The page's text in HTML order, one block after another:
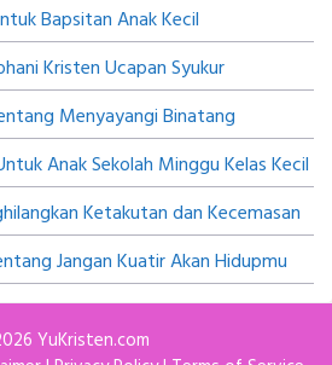
Bapsitan Anak Kecil
Kristen Ucapan Syukur
Menyayangi Binatang
Anak Sekolah Minggu Kelas Kecil
Ketakutan dan Kecemasan
Jangan Kuatir Akan Hidupmu
YuKristen.com